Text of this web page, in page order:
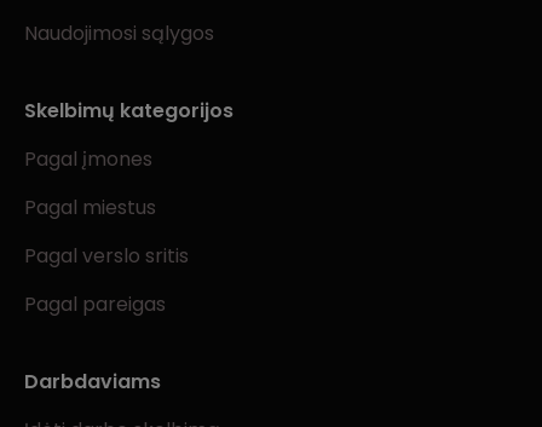
Naudojimosi sąlygos
Skelbimų kategorijos
Pagal įmones
Pagal miestus
Pagal verslo sritis
Pagal pareigas
Darbdaviams